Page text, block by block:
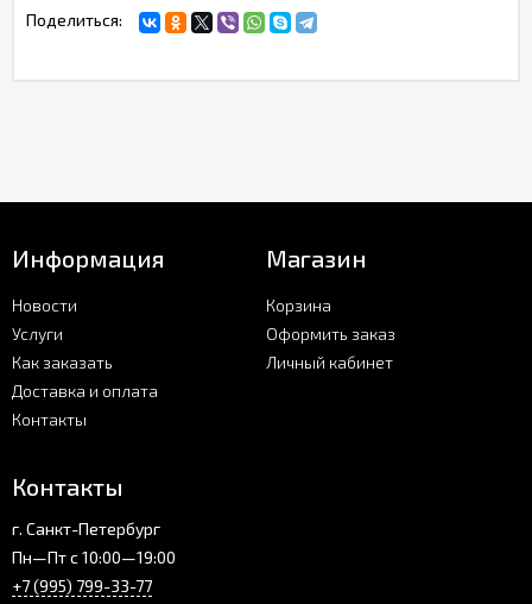
Поделиться:
Информация
Новости
Услуги
Как заказать
Доставка и оплата
Контакты
Магазин
Корзина
Оформить заказ
Личный кабинет
Контакты
г. Санкт-Петербург
Пн—Пт с 10:00—19:00
+7 (995) 799-33-77